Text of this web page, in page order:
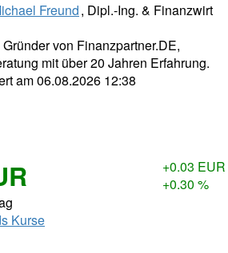
Freund, Dipl.-Ing. & Finanzwirt
Gründer von Finanzpartner.DE,
mit über 20 Jahren Erfahrung.
am 06.08.2026 12:38
+0.03 EUR
+0.30 %
Kurse